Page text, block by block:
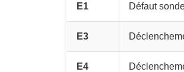
E1 Défaut
E3
E4